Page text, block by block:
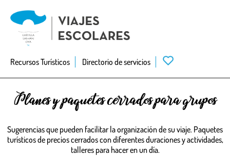
main
navigation
Recursos Turísticos Directorio de servicios
Planes y paquetes cerrados para grupos
Sugerencias que pueden facilitar la organización de su viaje. Paquetes
turísticos de precios cerrados con diferentes duraciones y actividades,
talleres para hacer en un día.